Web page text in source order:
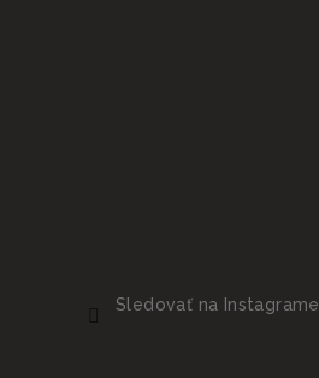
Sledovať na Instagrame